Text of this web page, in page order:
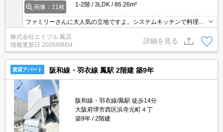
画像：21枚
1-2階
3LDK 86.26m²
ファミリーさんに大人気の立地ですよ。システムキッチンで料理も
バッチリ!。お子様のお部屋もしっかり確保。駐車場セット契約。サ
ポートシステム加入要1,210円/月。退室時清掃料66,400円。
株式会社エイブル 鳳店
情報更新日 2026/08/04
詳細を見る
賃貸アパート 阪和線・羽衣線 鳳駅 2階建 築9年
阪和線・羽衣線/鳳駅 徒歩14分
大阪府堺市西区浜寺元町４丁
築9年
2階建